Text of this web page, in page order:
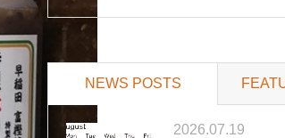
NEWS POSTS
2026.07.19